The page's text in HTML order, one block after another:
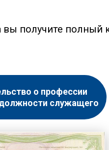
получите полный
о профессии
служащего